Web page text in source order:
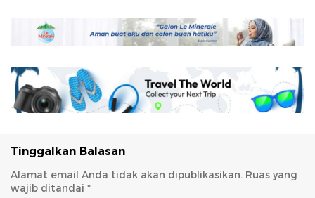
Tinggalkan Balasan
Alamat email Anda tidak akan dipublikasikan. Ruas yang
wajib ditandai *